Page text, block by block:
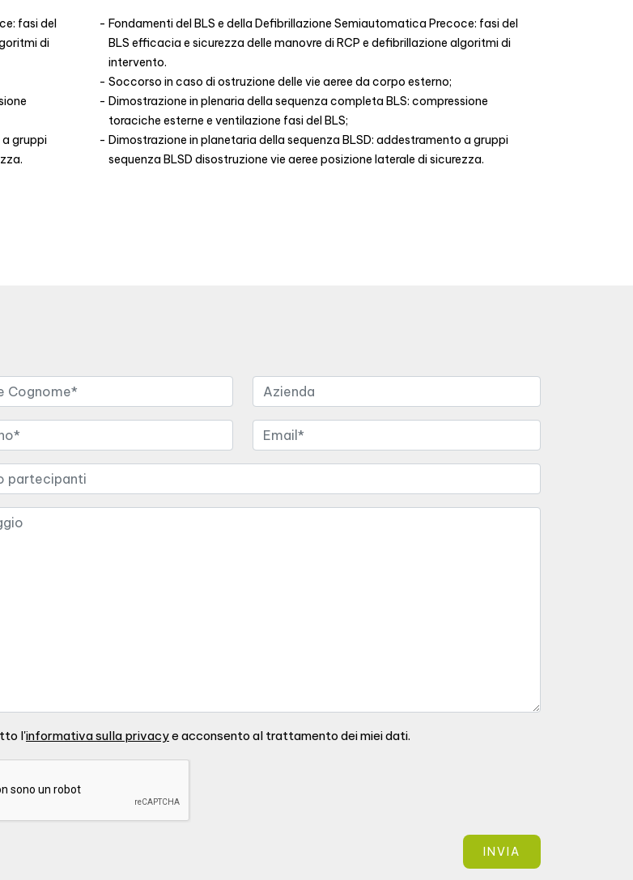
fasi del
di
a gruppi
Fondamenti del BLS e della Defibrillazione Semiautomatica Precoce: fasi del
BLS efficacia e sicurezza delle manovre di RCP e defibrillazione algoritmi di
intervento.
Soccorso in caso di ostruzione delle vie aeree da corpo esterno;
Dimostrazione in plenaria della sequenza completa BLS: compressione
toraciche esterne e ventilazione fasi del BLS;
Dimostrazione in planetaria della sequenza BLSD: addestramento a gruppi
sequenza BLSD disostruzione vie aeree posizione laterale di sicurezza.
l'informativa sulla privacye acconsento al trattamento dei miei dati.